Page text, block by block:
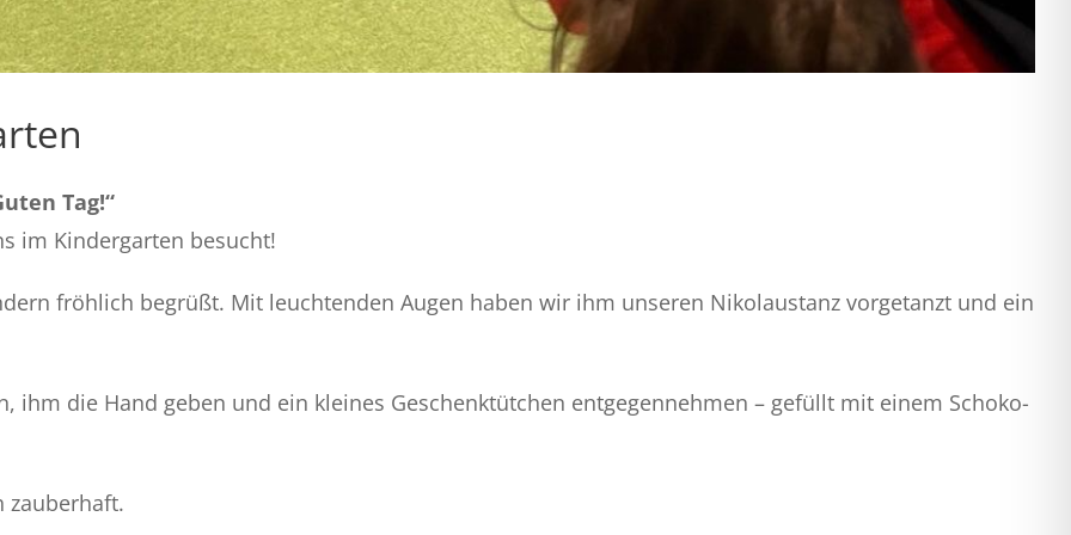
Tag!“
im Kindergarten besucht!
fröhlich begrüßt. Mit leuchtenden Augen haben wir ihm unseren Nikolaustanz vorgetanzt und ein
ihm die Hand geben und ein kleines Geschenktütchen entgegennehmen – gefüllt mit einem Schoko-
zauberhaft.